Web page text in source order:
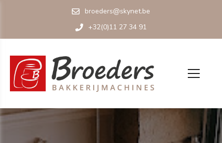
broeders@skynet.be
+32(0)11 27 34 91